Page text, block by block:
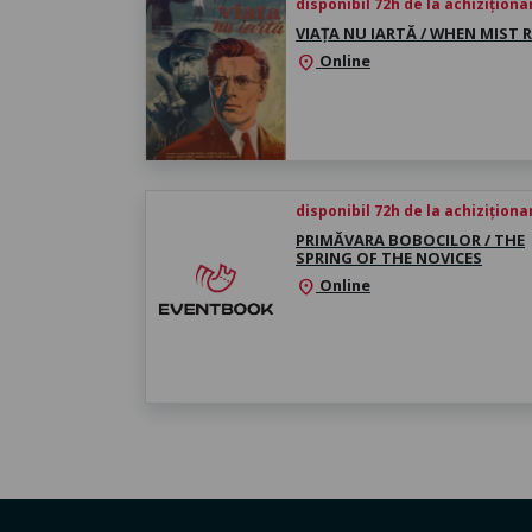
VIAȚA NU IARTĂ / WHEN MIST
location_on Online
disponibil 72h de la
PRIMĂVARA BOBOCILOR / THE
SPRING OF THE NOVICES
location_on Online